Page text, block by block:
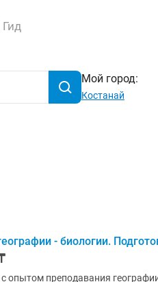
Мой город:
Костанай
- биологии.